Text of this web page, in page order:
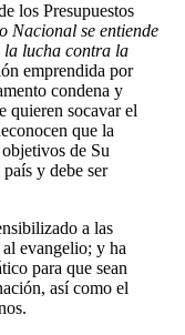
los Presupuestos
Nacional se entiende
la lucha contra la
emprendida por
condena y
quieren socavar el
que la
de Su
y debe ser
a las
evangelio; y ha
para que sean
así como el